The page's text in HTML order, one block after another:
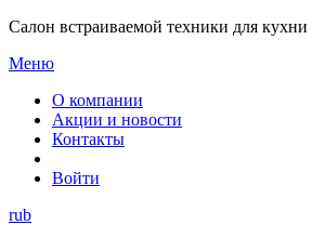
Салон встраиваемой техники для кухни
Меню
О компании
Акции и новости
Контакты
Войти
rub